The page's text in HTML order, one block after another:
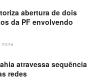
abertura de dois
da PF envolvendo
2026
atravessa sequência
redes